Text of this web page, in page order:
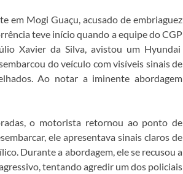
em Mogi Guaçu, acusado de embriaguez
teve início quando a equipe do CGP
Xavier da Silva, avistou um Hyundai
do veículo com visíveis sinais de
Ao notar a iminente abordagem
o motorista retornou ao ponto de
ele apresentava sinais claros de
Durante a abordagem, ele se recusou a
tentando agredir um dos policiais